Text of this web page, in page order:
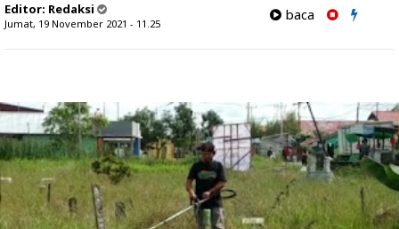
Editor: Redaksi
Jumat, 19 November 2021 - 11.25
baca